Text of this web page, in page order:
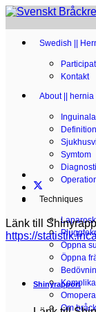
Swedish ||
Kontakt
About || hernia
Symtom
Techniques
Öppna
Öppna
Om
Länk till
https://
Shinyrapport